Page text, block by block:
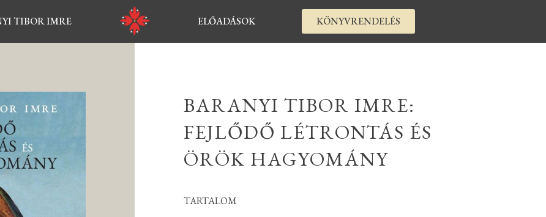
TIBOR IMRE ELŐADÁSOK KÖNYVRENDELÉS
BARANYI TIBOR IMRE:
FEJLŐDŐ LÉTRONTÁS ÉS
ÖRÖK HAGYOMÁNY
TARTALOM